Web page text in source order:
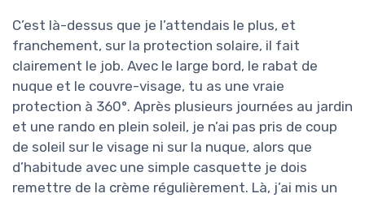
C’est là-dessus que je l’attendais le plus, et
franchement, sur la protection solaire, il fait
clairement le job. Avec le large bord, le rabat de
nuque et le couvre-visage, tu as une vraie
protection à 360°. Après plusieurs journées au jardin
et une rando en plein soleil, je n’ai pas pris de coup
de soleil sur le visage ni sur la nuque, alors que
d’habitude avec une simple casquette je dois
remettre de la crème régulièrement. Là, j’ai mis un